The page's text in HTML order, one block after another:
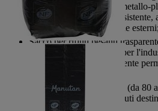
chiusura con cordino in metallo-
modello estremamente resistente,
per gli ambienti interni che esterni;
Sacco per rifiuti pesanti
particolarmente indicato per
uffici. Il materiale trasparente
controllare il contenuto;
Lotto di sacchi in plastica (da 80
ideale per tutti i tipi di rifiuti